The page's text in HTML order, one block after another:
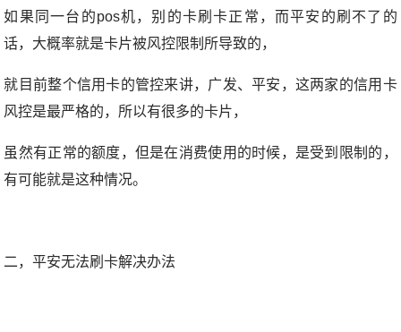
如果同一台的pos机，别的卡刷卡正常，而平安的刷不了的
话，大概率就是卡片被风控限制所导致的，
就目前整个信用卡的管控来讲，广发、平安，这两家的信用卡
风控是最严格的，所以有很多的卡片，
虽然有正常的额度，但是在消费使用的时候，是受到限制的，
有可能就是这种情况。
二，平安无法刷卡解决办法